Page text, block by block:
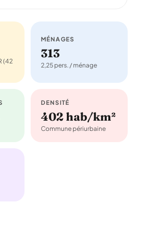
(42
MÉNAGES
313
2,25 pers. / ménage
DENSITÉ
402 hab/km²
Commune périurbaine